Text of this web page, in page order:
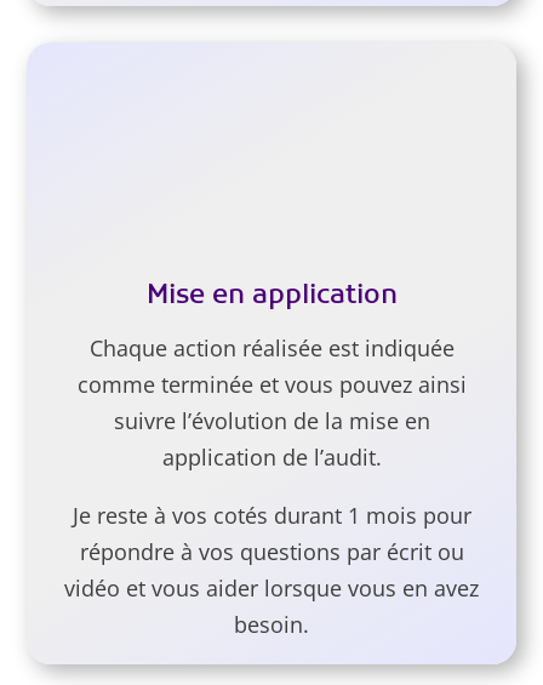
Mise en application
Chaque action réalisée est indiquée
comme terminée et vous pouvez ainsi
suivre l’évolution de la mise en
application de l’audit.
Je reste à vos cotés durant 1 mois pour
répondre à vos questions par écrit ou
vidéo et vous aider lorsque vous en avez
besoin.